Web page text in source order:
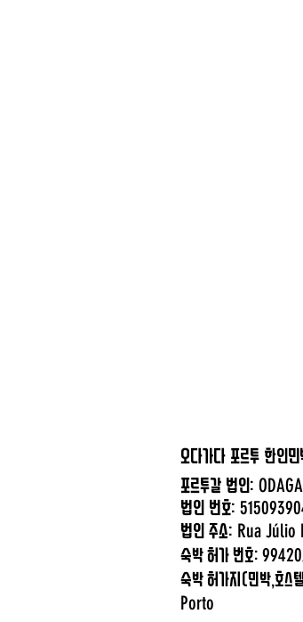
오다가다 포르투 한인
포르투갈 법인:
법인 번호:
​법인 주소: Rua Júlio
숙박 허가 번호:
숙박 허가지(민박,호스
Porto